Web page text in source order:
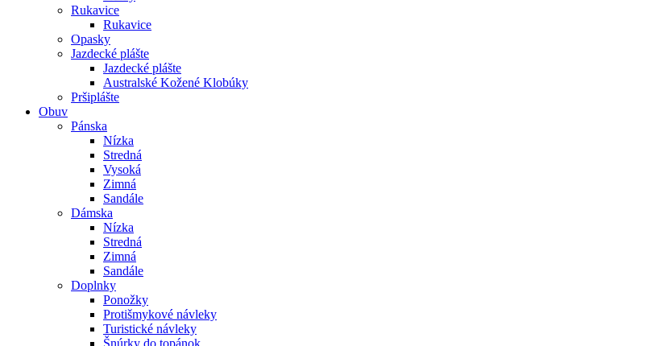
Rukavice
Rukavice
Opasky
Jazdecké plášte
Jazdecké plášte
Australské Kožené Klobúky
Pršiplášte
Obuv
Pánska
Nízka
Stredná
Vysoká
Zimná
Sandále
Dámska
Nízka
Stredná
Zimná
Sandále
Doplnky
Ponožky
Protišmykové návleky
Turistické návleky
Šnúrky do topánok